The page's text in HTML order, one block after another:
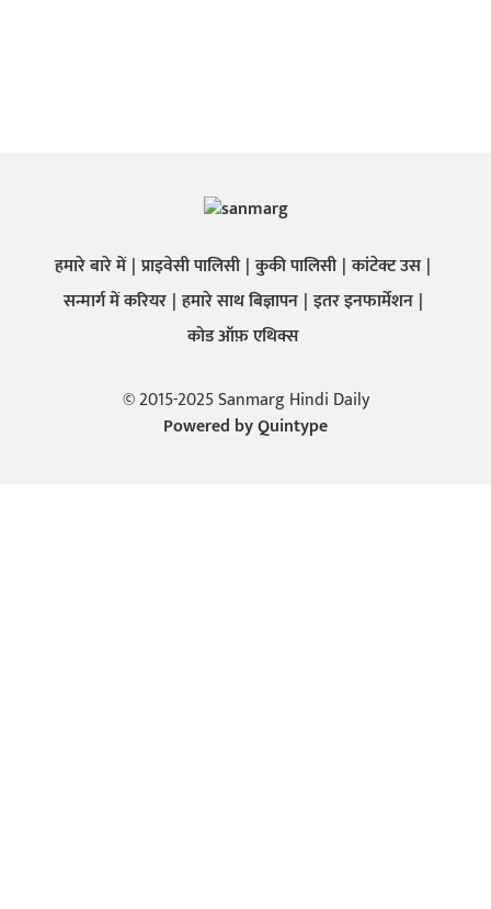
हमारे बारे में प्राइवेसी पालिसी कुकी पालिसी कांटेक्ट उस
सन्मार्ग में करियर हमारे साथ बिज्ञापन इतर इनफार्मेशन
कोड ऑफ़ एथिक्स
© 2015-2025 Sanmarg Hindi Daily
Powered byQuintype